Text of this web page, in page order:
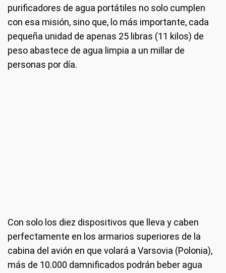
purificadores de agua portátiles no solo cumplen
con esa misión, sino que, lo más importante, cada
pequeña unidad de apenas 25 libras (11 kilos) de
peso abastece de agua limpia a un millar de
personas por día.
Con solo los diez dispositivos que lleva y caben
perfectamente en los armarios superiores de la
cabina del avión en que volará a Varsovia (Polonia),
más de 10.000 damnificados podrán beber agua